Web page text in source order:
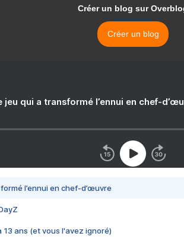
Créer un blog sur
Créer un blog
jeu qui a transformé l’ennui en chef-
l’ennui en chef-d’œuvre
13 ans (et vous l'avez ignoré)